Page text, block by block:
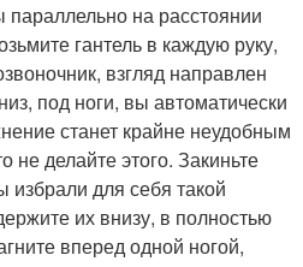
параллельно на расстоянии
гантель в каждую руку,
взгляд направлен
под ноги, вы автоматически
станет крайне неудобным
не делайте этого. Закиньте
избрали для себя такой
их внизу, в полностью
вперед одной ногой,